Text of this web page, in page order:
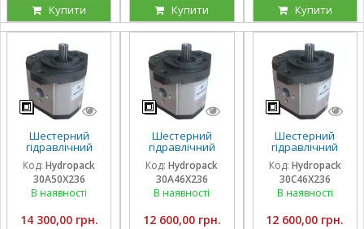
Купити Купити Купити
Шестерний
гідравлічний
насос Hydropack
30A50X236 (50
см3) лівого
обертання
Код: Hydropack
30A50X236
В наявності
14 300,00 грн.
Шестерний
гідравлічний
насос Hydropack
30A46X236 (46
см3) лівого
обертання
Код: Hydropack
30A46X236
В наявності
12 600,00 грн.
Шестерний
гідравлічний
насос Hydropack
30C46X236 (46
см3) правого
обертання
Код: Hydropack
30C46X236
В наявності
12 600,00 грн.